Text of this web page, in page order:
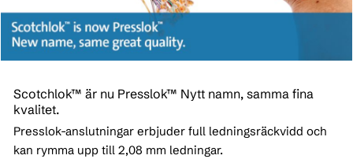
Scotchlok™ är nu Presslok™ Nytt namn, samma fina
kvalitet.
Presslok-anslutningar erbjuder full ledningsräckvidd och
kan rymma upp till 2,08 mm ledningar.